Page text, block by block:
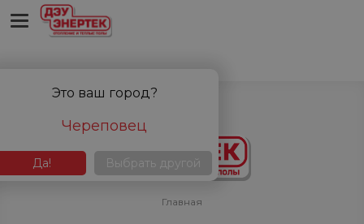
'bitrix:sale.basket.basket' is not a component
Главная
Это ваш город?
Череповец
Да! Выбрать другой